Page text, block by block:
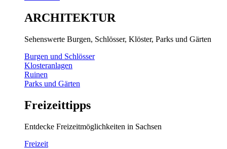
ARCHITEKTUR
Sehenswerte Burgen, Schlösser, Klöster, Parks und Gärten
Burgen und Schlösser
Klosteranlagen
Ruinen
Parks und Gärten
Freizeittipps
Entdecke Freizeitmöglichkeiten in Sachsen
Freizeit